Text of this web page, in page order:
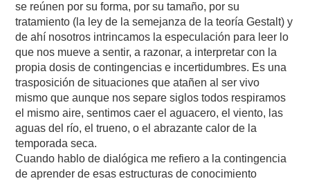
se reúnen por su forma, por su tamaño, por su
tratamiento (la ley de la semejanza de la teoría Gestalt) y
de ahí nosotros intrincamos la especulación para leer lo
que nos mueve a sentir, a razonar, a interpretar con la
propia dosis de contingencias e incertidumbres. Es una
trasposición de situaciones que atañen al ser vivo
mismo que aunque nos separe siglos todos respiramos
el mismo aire, sentimos caer el aguacero, el viento, las
aguas del río, el trueno, o el abrazante calor de la
temporada seca.
Cuando hablo de dialógica me refiero a la contingencia
de aprender de esas estructuras de conocimiento